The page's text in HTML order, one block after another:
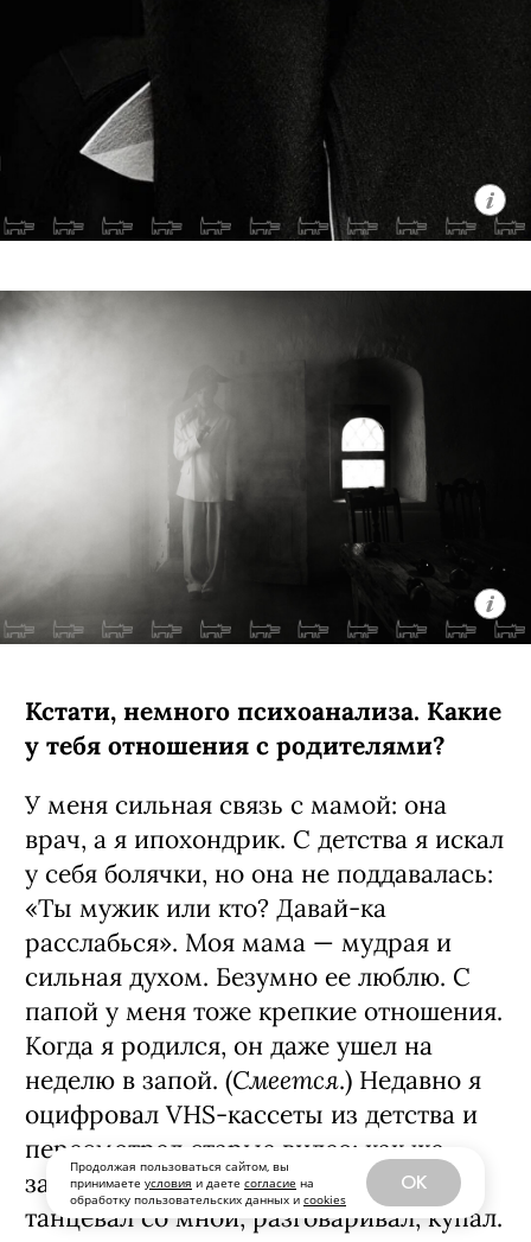
Продолжая пользоваться сайтом, вы
принимаете условия и даете согласие на
обработку пользовательских данных и cookies
OK
Кстати, немного психоанализа. Какие
у тебя отношения с родителями?
У меня сильная связь с мамой: она
врач, а я ипохондрик. С детства я искал
у себя болячки, но она не поддавалась:
«Ты мужик или кто? Давай-ка
расслабься». Моя мама — мудрая и
сильная духом. Безумно ее люблю. С
папой у меня тоже крепкие отношения.
Когда я родился, он даже ушел на
неделю в запой. (Смеется.) Недавно я
оцифровал VHS-кассеты из детства и
пересмотрел старые видео: как же
заботливо папа меня воспитывал —
танцевал со мной, разговаривал, купал.